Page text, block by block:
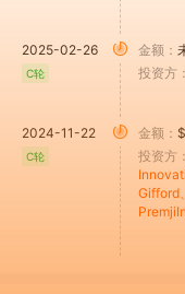
2025-02-26
C轮
金额：
投资方：
2024-11-22
C轮
金额：
投资方：
Gifford